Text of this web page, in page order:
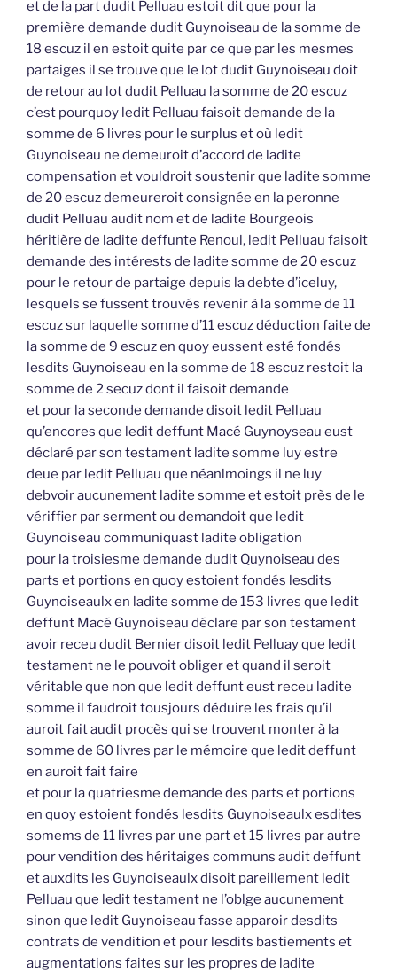
et de la part dudit Pelluau estoit dit que pour la
première demande dudit Guynoiseau de la somme de
18 escuz il en estoit quite par ce que par les mesmes
partaiges il se trouve que le lot dudit Guynoiseau doit
de retour au lot dudit Pelluau la somme de 20 escuz
c’est pourquoy ledit Pelluau faisoit demande de la
somme de 6 livres pour le surplus et où ledit
Guynoiseau ne demeuroit d’accord de ladite
compensation et vouldroit soustenir que ladite somme
de 20 escuz demeureroit consignée en la peronne
dudit Pelluau audit nom et de ladite Bourgeois
héritière de ladite deffunte Renoul, ledit Pelluau faisoit
demande des intérests de ladite somme de 20 escuz
pour le retour de partaige depuis la debte d’iceluy,
lesquels se fussent trouvés revenir à la somme de 11
escuz sur laquelle somme d’11 escuz déduction faite de
la somme de 9 escuz en quoy eussent esté fondés
lesdits Guynoiseau en la somme de 18 escuz restoit la
somme de 2 secuz dont il faisoit demande
et pour la seconde demande disoit ledit Pelluau
qu’encores que ledit deffunt Macé Guynoyseau eust
déclaré par son testament ladite somme luy estre
deue par ledit Pelluau que néanlmoings il ne luy
debvoir aucunement ladite somme et estoit près de le
vériffier par serment ou demandoit que ledit
Guynoiseau communiquast ladite obligation
pour la troisiesme demande dudit Quynoiseau des
parts et portions en quoy estoient fondés lesdits
Guynoiseaulx en ladite somme de 153 livres que ledit
deffunt Macé Guynoiseau déclare par son testament
avoir receu dudit Bernier disoit ledit Pelluay que ledit
testament ne le pouvoit obliger et quand il seroit
véritable que non que ledit deffunt eust receu ladite
somme il faudroit tousjours déduire les frais qu’il
auroit fait audit procès qui se trouvent monter à la
somme de 60 livres par le mémoire que ledit deffunt
en auroit fait faire
et pour la quatriesme demande des parts et portions
en quoy estoient fondés lesdits Guynoiseaulx esdites
somems de 11 livres par une part et 15 livres par autre
pour vendition des héritaiges communs audit deffunt
et auxdits les Guynoiseaulx disoit pareillement ledit
Pelluau que ledit testament ne l’oblge aucunement
sinon que ledit Guynoiseau fasse apparoir desdits
contrats de vendition et pour lesdits bastiements et
augmentations faites sur les propres de ladite